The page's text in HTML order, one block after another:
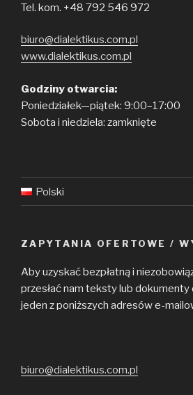
Tel. kom. +48 792 546 972
biuro@dialektikus.com.pl
www.dialektikus.com.pl
Godziny otwarcia:
Poniedziałek—piątek: 9:00–17:00
Sobota i niedziela: zamknięte
Polski
ZAPYTANIA OFERTOWE /
Aby uzyskać bezpłatną i
przesłać nam teksty lub dokumenty
jeden z poniższych adresów e-
biuro@dialektikus.com.pl